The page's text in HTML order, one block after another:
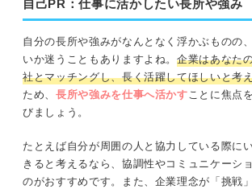
自己PR：仕事に活かしたい長所や強み
自分の長所や強みがなんとなく浮かぶものの
いか迷うこともありますよね。企業はあなた
社とマッチングし、長く活躍してほしいと考
ため、 長所や強みを仕事へ活かすことに焦点
びましょう。
たとえば自分が周囲の人と協力している際に
きると考えるなら、協調性やコミュニケーシ
のがおすすめです。また、企業理念が「挑戦